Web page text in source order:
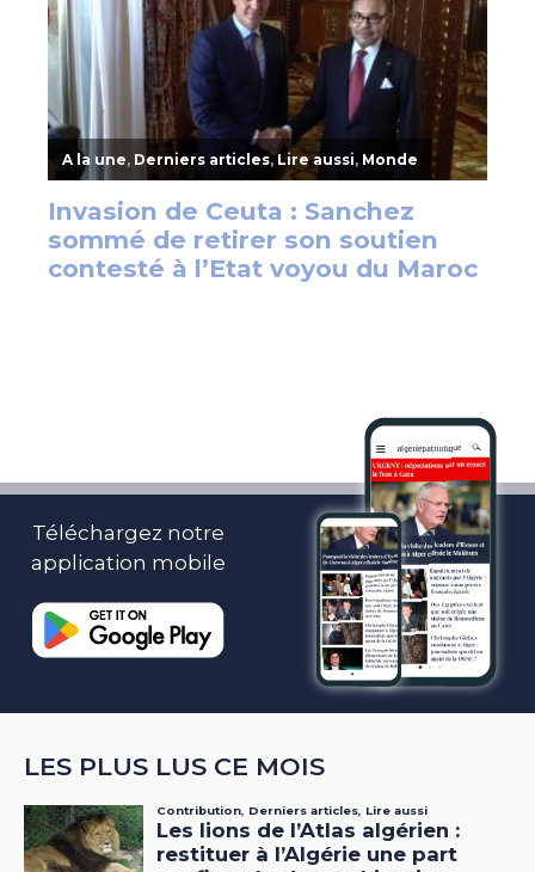
Téléchargez notre
application mobile
LES PLUS LUS CE MOIS